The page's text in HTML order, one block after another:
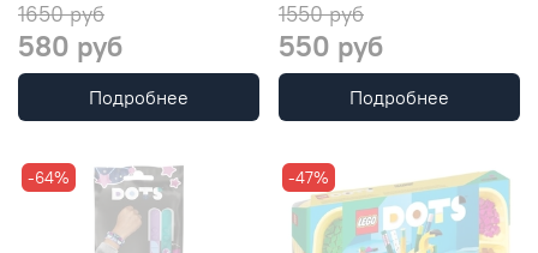
1650 руб
580 руб
Подробнее
1550 руб
550 руб
Подробнее
-64% -47%